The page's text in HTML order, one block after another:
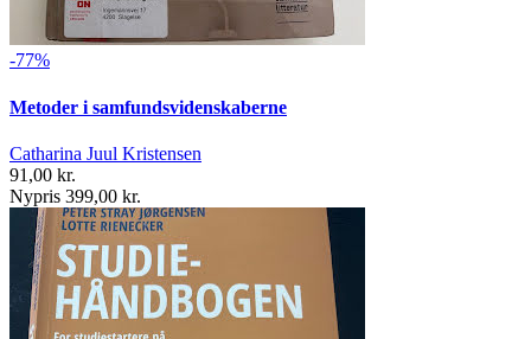
-77%
Metoder i samfundsvidenskaberne
Catharina Juul Kristensen
91,00 kr.
Nypris 399,00 kr.